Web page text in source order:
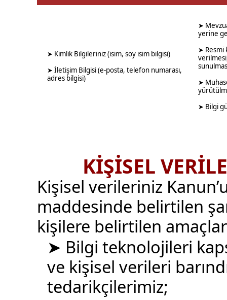
➤ Kimlik Bilgileriniz (isim, soy isim bilgisi)
➤ İletişim Bilgisi (e-posta, telefon numarası,
adres bilgisi)
➤
yerine
➤ Resmi
➤
➤ Bilgi
KİŞİSEL
Kişisel verileriniz
maddesinde belirtilen
kişilere belirtilen
➤ Bilgi teknolojileri
ve kişisel verileri
tedarikçilerimiz;